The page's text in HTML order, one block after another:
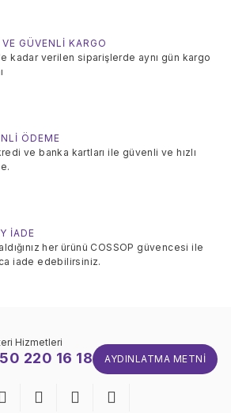
GÜVENLİ KARGO
kadar verilen siparişlerde aynı gün kargo
ÖDEME
ve banka kartları ile güvenli ve hızlı
İADE
her ürünü COSSOP güvencesi ile
iade edebilirsiniz.
Hizmetleri
220 16 18 AYDINLATMA METNI